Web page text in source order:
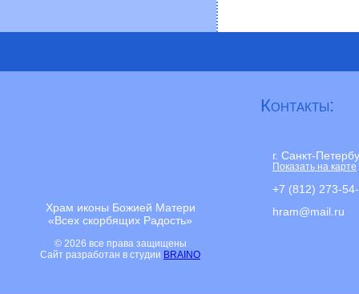
Храм иконы Божией Матери
«Всех скорбящих Радость»
© 2026 все права защищены
Сайт разработан в студии BRAINO
Контакты:
г. Санкт-
Показать на карте
+7 (812) 273-
hram@mail.ru